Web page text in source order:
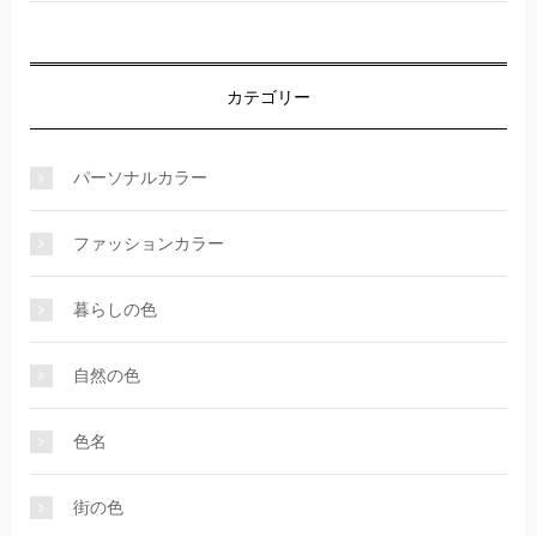
カテゴリー
パーソナルカラー
ファッションカラー
暮らしの色
自然の色
色名
街の色